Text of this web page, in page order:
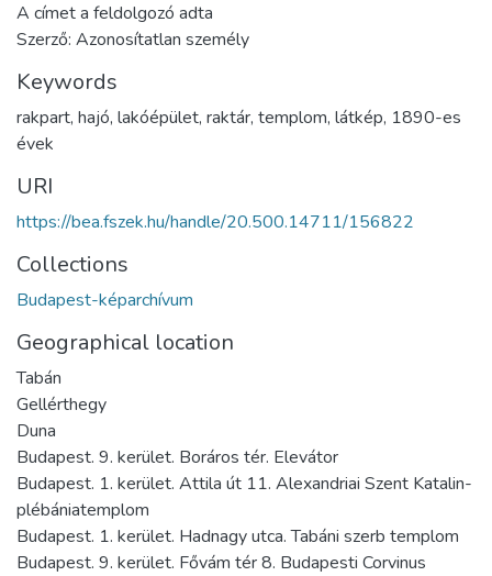
A címet a feldolgozó adta
Szerző: Azonosítatlan személy
Keywords
rakpart, hajó, lakóépület, raktár, templom, látkép, 1890-es
évek
URI
https://bea.fszek.hu/handle/20.500.14711/156822
Collections
Budapest-képarchívum
Geographical location
Tabán
Gellérthegy
Duna
Budapest. 9. kerület. Boráros tér. Elevátor
Budapest. 1. kerület. Attila út 11. Alexandriai Szent Katalin-
plébániatemplom
Budapest. 1. kerület. Hadnagy utca. Tabáni szerb templom
Budapest. 9. kerület. Fővám tér 8. Budapesti Corvinus